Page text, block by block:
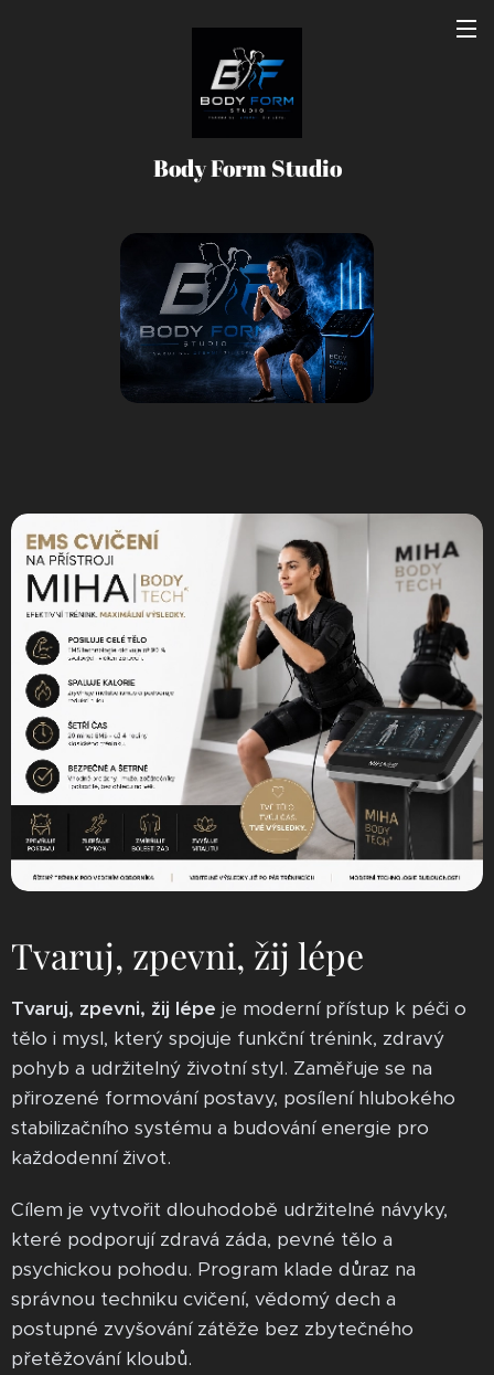
Body Form Studio
Tvaruj, zpevni, žij lépe
Tvaruj, zpevni, žij lépe je moderní přístup k péči o
tělo i mysl, který spojuje funkční trénink, zdravý
pohyb a udržitelný životní styl. Zaměřuje se na
přirozené formování postavy, posílení hlubokého
stabilizačního systému a budování energie pro
každodenní život.
Cílem je vytvořit dlouhodobě udržitelné návyky,
které podporují zdravá záda, pevné tělo a
psychickou pohodu. Program klade důraz na
správnou techniku cvičení, vědomý dech a
postupné zvyšování zátěže bez zbytečného
přetěžování kloubů.